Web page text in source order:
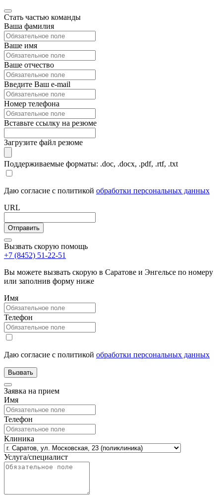
Стать частью команды
Ваша фамилия
Ваше имя
Ваше отчество
Введите Ваш e-mail
Номер телефона
Вставьте ссылку на резюме
Загрузите файл резюме
Поддерживаемые форматы: .doc, .docx, .pdf, .rtf, .txt
Даю согласие с политикой обработки персональных данных
URL
Вызвать скорую помощь
+7 (8452) 51-22-51
Вы можете вызвать скорую в Саратове и Энгельсе по номеру
или заполнив форму ниже
Имя
Телефон
Даю согласие с политикой обработки персональных данных
Заявка на прием
Имя
Телефон
Клиника
Услуга/специалист